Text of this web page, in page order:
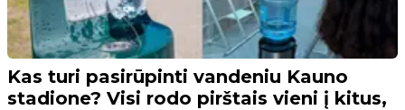
Kas turi pasirūpinti vandeniu Kauno
stadione? Visi rodo pirštais vieni į kitus,